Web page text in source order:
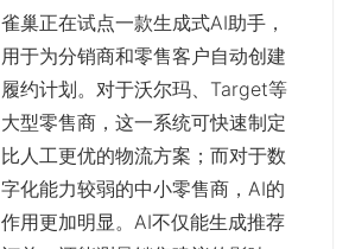
雀巢正在试点一款生成式AI助手，
用于为分销商和零售客户自动创建
履约计划。对于沃尔玛、Target等
大型零售商，这一系统可快速制定
比人工更优的物流方案；而对于数
字化能力较弱的中小零售商，AI的
作用更加明显。AI不仅能生成推荐